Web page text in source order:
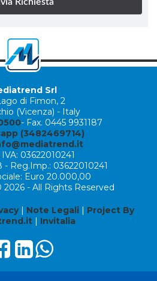
Srl
di Fimon, 2
(Vicenza) - Italy
- Fax. 0445 9931187
(3482469714)
03622010241
- Reg.Imp.: 03622010241
Euro 20.000,00
- All Rights Reserved
| Note Legali | Project By
| Invitalia